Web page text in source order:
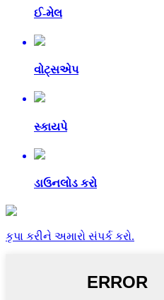
ઈ-મેલ
વોટ્સએપ
સ્કાયપે
ડાઉનલોડ કરો
કૃપા કરીને અમારો સંપર્ક કરો.